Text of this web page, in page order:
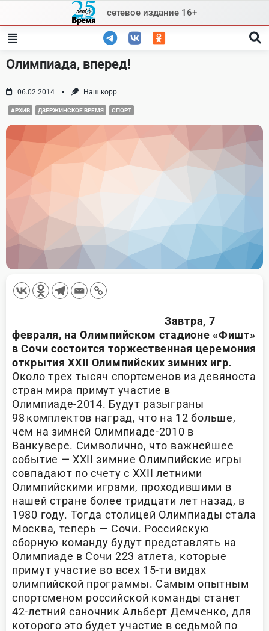
content
сетевое издание 16+
Олимпиада, вперед!
06.02.2014 Наш корр.
АРХИВ ДЗЕРЖИНСКОЕ ВРЕМЯ СПОРТ
Завтра, 7
февраля, на Олимпийском стадионе «Фишт»
в Сочи состоится торжественная церемония
открытия ХХII Олимпийских зимних игр.
Около трех тысяч спортсменов из девяноста
стран мира примут участие в
Олимпиаде-2014. Будут разыграны
98 комплектов наград, что на 12 больше,
чем на зимней Олимпиаде-2010 в
Ванкувере. Символично, что важнейшее
событие — ХХII зимние Олимпийские игры
совпадают по счету с ХХII летними
Олимпийскими играми, проходившими в
нашей стране более тридцати лет назад, в
1980 году. Тогда столицей Олимпиады стала
Москва, теперь — Сочи. Российскую
сборную команду будут представлять на
Олимпиаде в Сочи 223 атлета, которые
примут участие во всех 15-ти видах
олимпийской программы. Самым опытным
спортсменом российской команды станет
42-летний саночник Альберт Демченко, для
которого это будет участие в седьмой по